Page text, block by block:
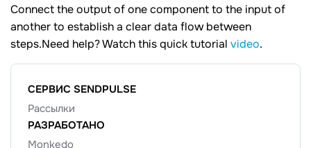
Connect the output of one component to the input of
another to establish a clear data flow between
steps.Need help? Watch this quick tutorial video.
СЕРВИС SENDPULSE
Рассылки
РАЗРАБОТАНО
Monkedo